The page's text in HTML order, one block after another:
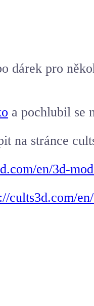
dárek pro
a pochlubil se
na stránce
en/3d-
cults3d.com/